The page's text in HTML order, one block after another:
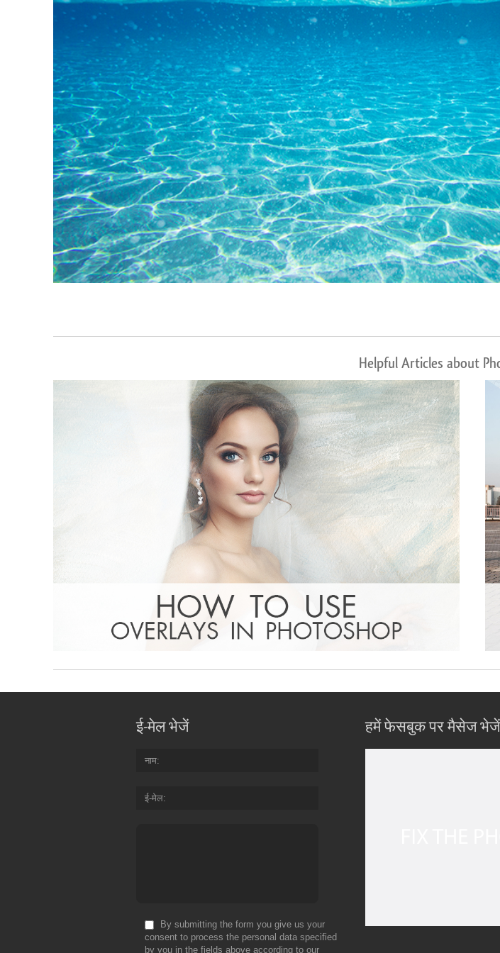
उत्पाद सुधार सेवाएं ज्वैलरी रीटचिंग
Helpful Articles about
ई-मेल भेजें
नाम
ई-मेल
By submitting the form you give us your
consent to process the personal data specified
by you in the fields above according to our
हमें फेसबुक पर मैसेज भेजें